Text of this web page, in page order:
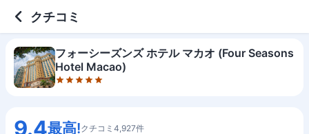
クチコミ
フォーシーズンズ ホテル マカオ (Four Seasons
Hotel Macao)
9.4最高!クチコミ4,927件